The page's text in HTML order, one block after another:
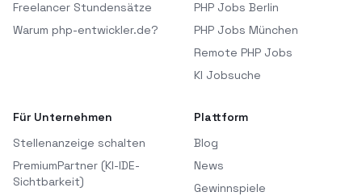
Freelancer Stundensätze
Warum php-entwickler.de?
PHP Jobs Berlin
PHP Jobs München
Remote PHP Jobs
KI Jobsuche
Für Unternehmen
Stellenanzeige schalten
PremiumPartner (KI-IDE-
Sichtbarkeit)
Plattform
Blog
News
Gewinnspiele